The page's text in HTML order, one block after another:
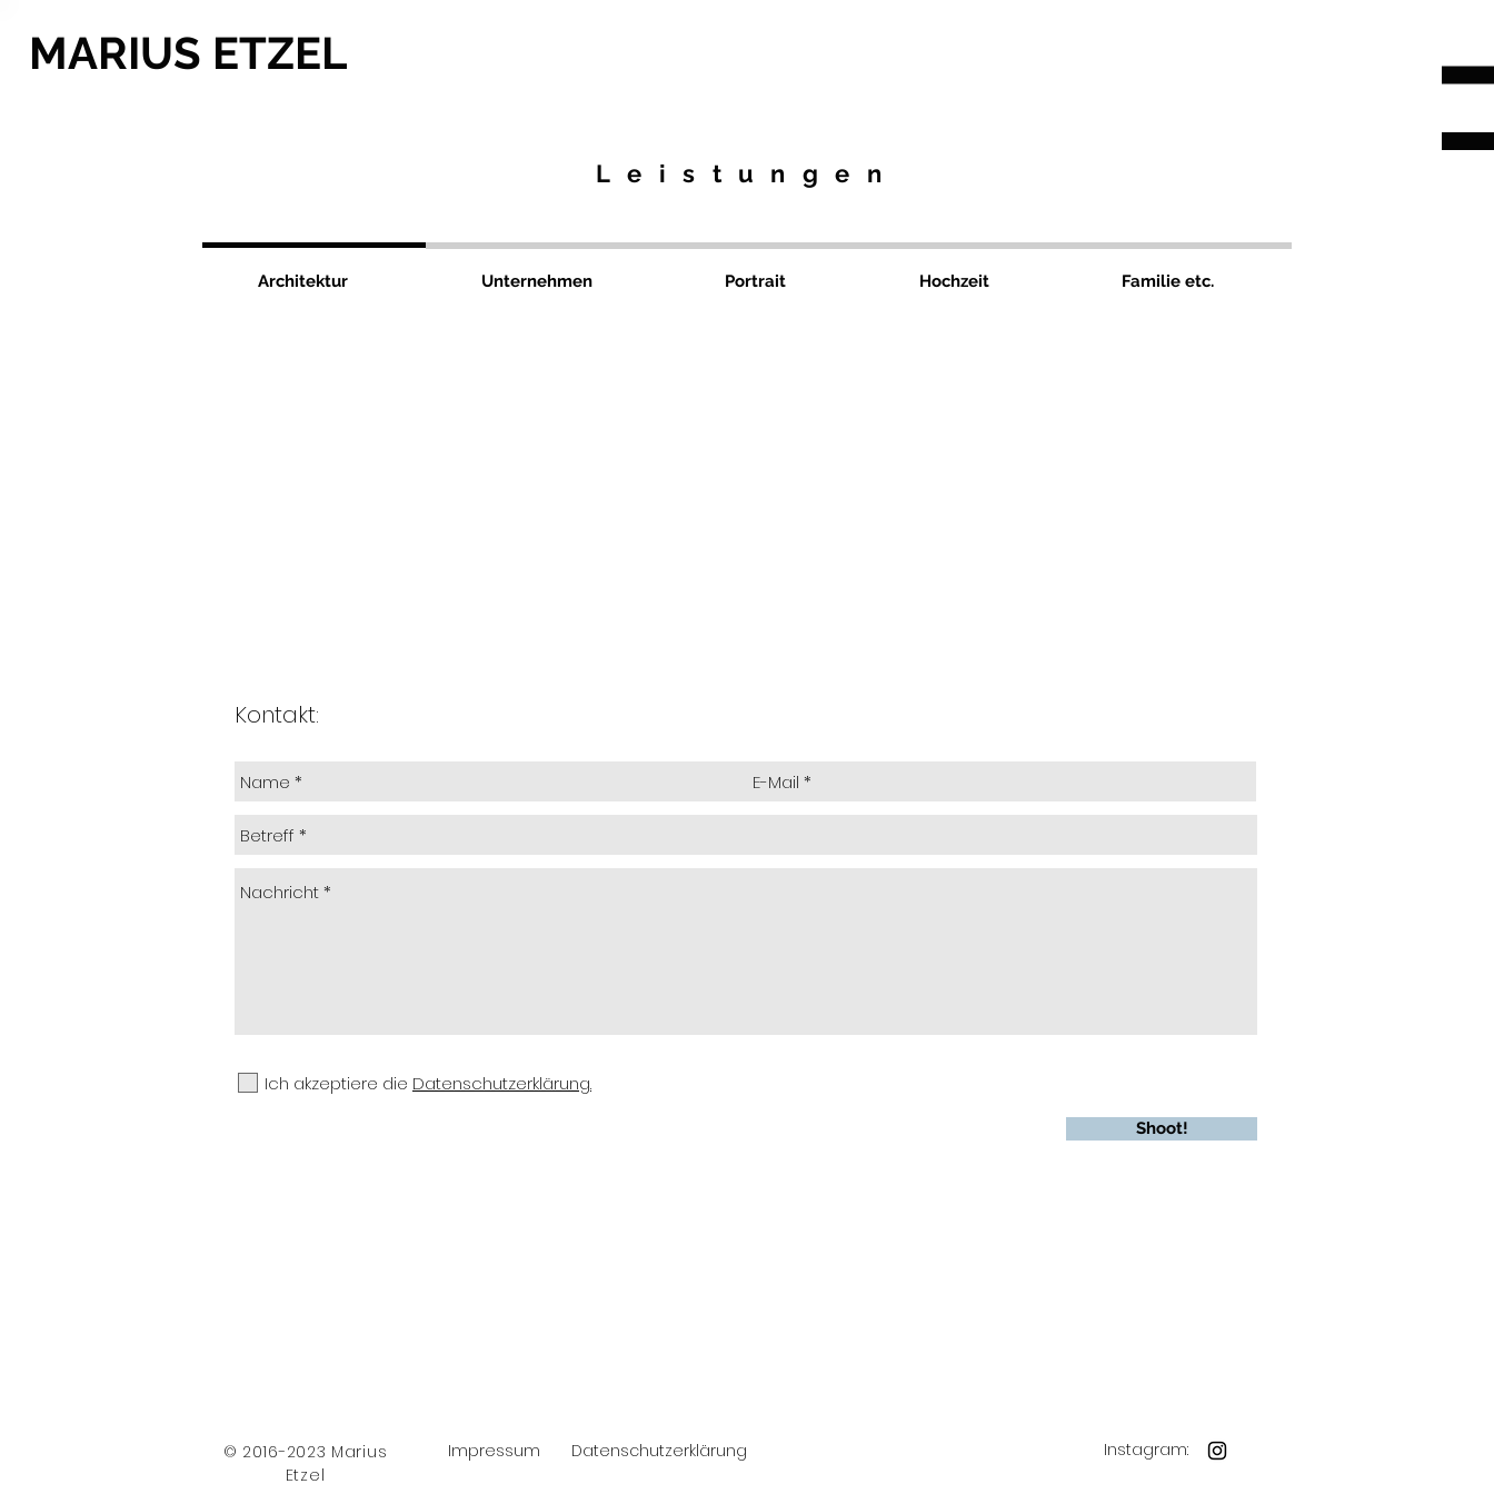
MARIUS ETZEL
Leistungen
Architektur Unternehmen Portrait Hochzeit Familie etc.
Kontakt:
Ich akzeptiere die Datenschutzerklärung.
Shoot!
© 2016-2023 Marius
Etzel
Impressum Datenschutzerklärung Instagram: